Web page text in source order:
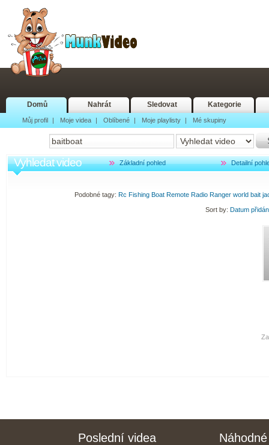
Domů Nahrát Sledovat Kategorie
Můj profil | Moje videa | Oblíbené | Moje playlisty | Mé skupiny
Vyhledat video Základní pohled Detailní
Podobné tagy: Rc Fishing Boat Remote Radio Ranger world bait
Sort by: Datum
Poslední videa